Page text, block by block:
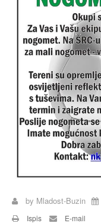
Savezi
by Mladost-Buzin
Ispis E-mail